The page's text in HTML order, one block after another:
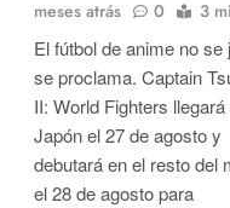
meses atrás
0 3
El fútbol de anime no se
se proclama. Captain
II: World Fighters llegará
Japón el 27 de agosto y
debutará en el resto del
el 28 de agosto para